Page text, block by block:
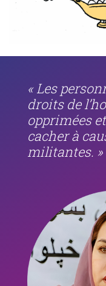
« Les
droits de
opprimées
cacher à
militantes. »